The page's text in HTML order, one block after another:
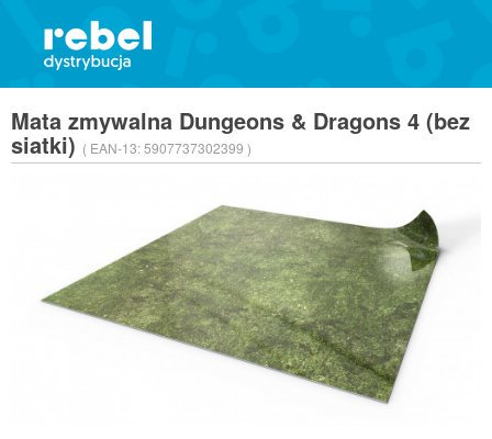
Mata zmywalna Dungeons & Dragons 4 (bez
siatki) ( EAN-13:5907737302399 )